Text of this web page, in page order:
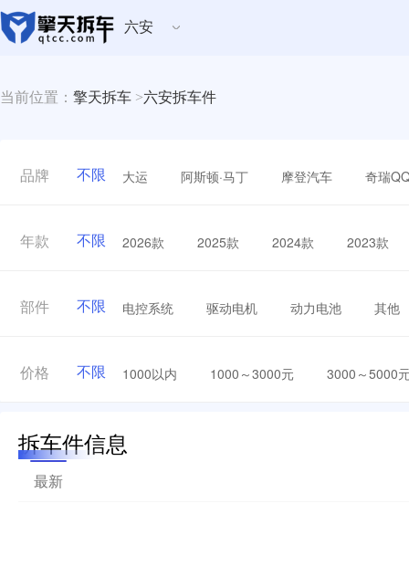
六安
当前位置： 擎天拆车 >六安拆车件
品牌 不限 大运 阿斯顿·马丁 摩登汽车 奇瑞
年款 不限 2026款 2025款 2024款 2023款
部件 不限 电控系统 驱动电机 动力电池 其他
价格 不限 1000以内 1000～3000元 3000～5000
拆车件信息
最新